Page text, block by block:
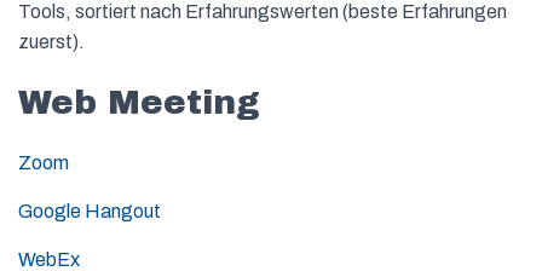
Tools, sortiert nach Erfahrungswerten (beste Erfahrungen
zuerst).
Web Meeting
Zoom
Google Hangout
WebEx